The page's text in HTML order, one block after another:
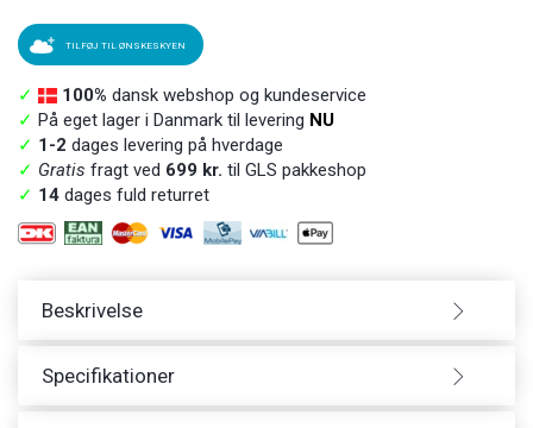
TILFØJ TIL ØNSKESKYEN
✓ 100% dansk webshop og kundeservice
✓ På eget lager i Danmark til levering NU
✓ 1-2 dages levering på hverdage
✓ Gratis fragt ved 699 kr. til GLS pakkeshop
✓ 14 dages fuld returret
Beskrivelse
Specifikationer